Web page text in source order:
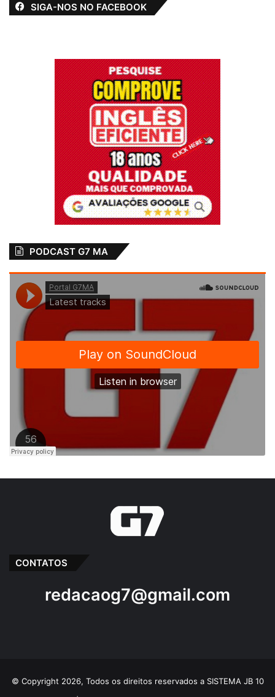
Consultoria Flávio Dino
SIGA-NOS NO FACEBOOK
PODCAST G7 MA
CONTATOS
redacaog7@gmail.com
© Copyright 2026, Todos os direitos reservados a SISTEMA JB 10